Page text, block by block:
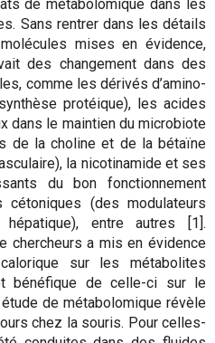
de métabolomique dans les
Sans rentrer dans les détails
mises en évidence,
des changement dans des
comme les dérivés d’amino-
protéique), les acides
dans le maintien du microbiote
de la choline et de la bétaïne
la nicotinamide et ses
du bon fonctionnement
(des modulateurs
entre autres [1].
chercheurs a mis en évidence
sur les métabolites
bénéfique de celle-ci sur le
de métabolomique révèle
chez la souris. Pour celles-